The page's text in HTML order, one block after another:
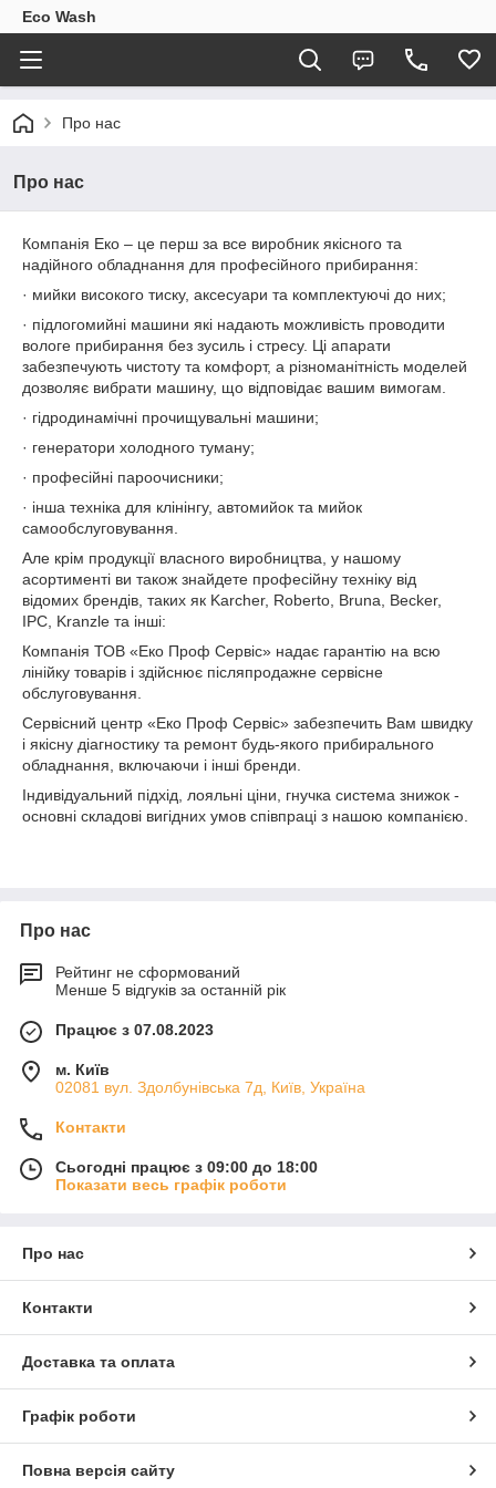
Eco Wash
Про нас
Про нас
Компанія Еко – це перш за все виробник якісного та
надійного обладнання для професійного прибирання:
· мийки високого тиску, аксесуари та комплектуючі до них;
· підлогомийні машини які надають можливість проводити
вологе прибирання без зусиль і стресу. Ці апарати
забезпечують чистоту та комфорт, а різноманітність моделей
дозволяє вибрати машину, що відповідає вашим вимогам.
· гідродинамічні прочищувальні машини;
· генератори холодного туману;
· професійні пароочисники;
· інша техніка для клінінгу, автомийок та мийок
самообслуговування.
Але крім продукції власного виробництва, у нашому
асортименті ви також знайдете професійну техніку від
відомих брендів, таких як Karcher, Roberto, Bruna, Becker,
IPC, Kranzle та інші:
Компанія ТОВ «Еко Проф Сервіс» надає гарантію на всю
лінійку товарів і здійснює післяпродажне сервісне
обслуговування.
Сервісний центр «Еко Проф Сервіс» забезпечить Вам швидку
і якісну діагностику та ремонт будь-якого прибирального
обладнання, включаючи і інші бренди.
Індивідуальний підхід, лояльні ціни, гнучка система знижок -
основні складові вигідних умов співпраці з нашою компанією.
Про нас
Рейтинг не сформований
Менше 5 відгуків за останній рік
Працює з 07.08.2023
м. Київ
02081 вул. Здолбунівська 7д, Київ, Україна
Контакти
Сьогодні працює з 09:00 до 18:00
Показати весь графік роботи
Про нас
Контакти
Доставка та оплата
Графік роботи
Повна версія сайту